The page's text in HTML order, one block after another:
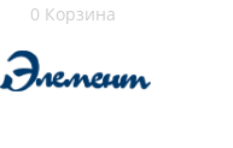
0 Корзина